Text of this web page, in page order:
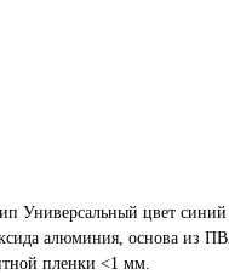
Универсальный цвет
алюминия, основа из
пленки <1 мм.